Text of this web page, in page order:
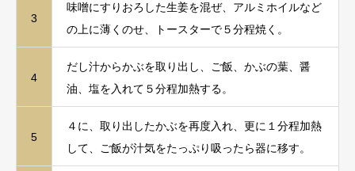
3
味噌にすりおろした生姜を混ぜ、アルミホイルなど
の上に薄くのせ、トースターで５分程焼く。
4
だし汁からかぶを取り出し、ご飯、かぶの葉、醤
油、塩を入れて５分程加熱する。
5
４に、取り出したかぶを再度入れ、更に１分程加熱
して、ご飯が汁気をたっぷり吸ったら器に移す。